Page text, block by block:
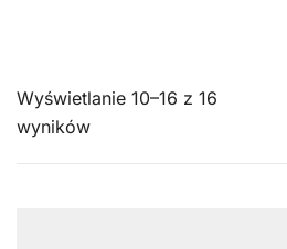
Wyświetlanie 10–16 z 16
wyników